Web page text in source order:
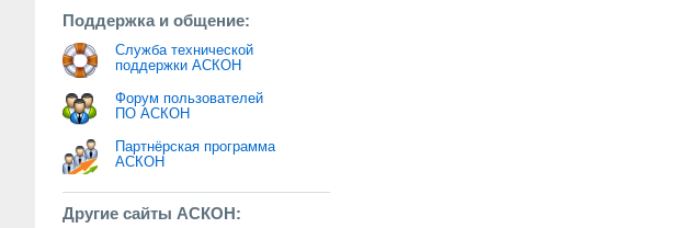
Поддержка и общение:
Служба технической
поддержки АСКОН
Форум пользователей
ПО АСКОН
Партнёрская программа
АСКОН
Другие сайты АСКОН: